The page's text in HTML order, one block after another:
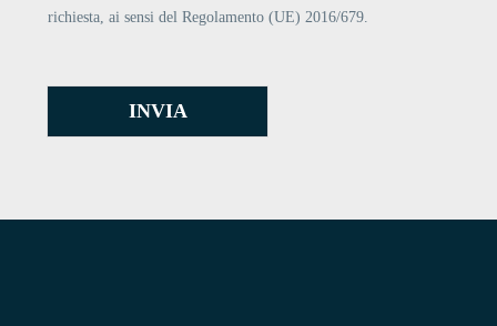
richiesta, ai sensi del Regolamento (UE) 2016/679.
INVIA